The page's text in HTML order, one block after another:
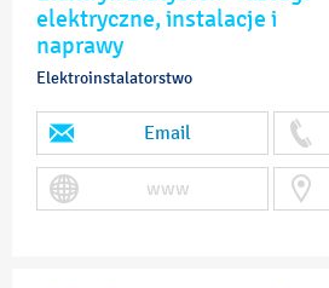
elektryczne, instalacje i
naprawy
Elektroinstalatorstwo
Email
www